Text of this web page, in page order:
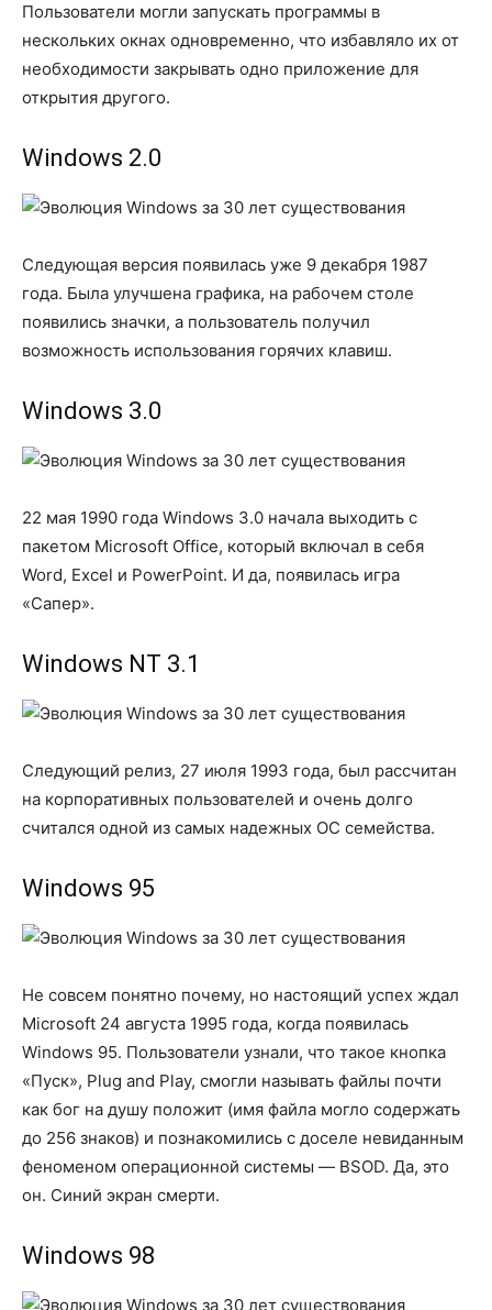
Пользователи могли запускать программы в
нескольких окнах одновременно, что избавляло их от
необходимости закрывать одно приложение для
открытия другого.
Windows 2.0
Следующая версия появилась уже 9 декабря 1987
года. Была улучшена графика, на рабочем столе
появились значки, а пользователь получил
возможность использования горячих клавиш.
Windows 3.0
22 мая 1990 года Windows 3.0 начала выходить с
пакетом Microsoft Office, который включал в себя
Word, Excel и PowerPoint. И да, появилась игра
«Сапер».
Windows NT 3.1
Следующий релиз, 27 июля 1993 года, был рассчитан
на корпоративных пользователей и очень долго
считался одной из самых надежных ОС семейства.
Windows 95
Не совсем понятно почему, но настоящий успех ждал
Microsoft 24 августа 1995 года, когда появилась
Windows 95. Пользователи узнали, что такое кнопка
«Пуск», Plug and Play, смогли называть файлы почти
как бог на душу положит (имя файла могло содержать
до 256 знаков) и познакомились с доселе невиданным
феноменом операционной системы — BSOD. Да, это
он. Синий экран смерти.
Windows 98